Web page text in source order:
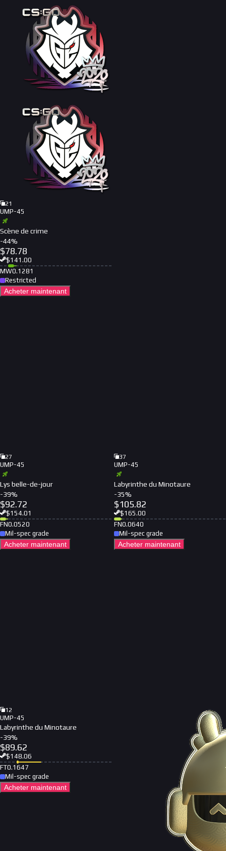
21
UMP-45
Scène de crime
-44%
$78.78
$141.00
MW0.1281
Restricted
Acheter maintenant
27
UMP-45
Lys belle-de-jour
-39%
$92.72
$154.01
FN0.0520
Mil-spec grade
Acheter maintenant
37
UMP-45
Labyrinthe du Minotaure
-35%
$105.82
$165.00
FN0.0640
Mil-spec grade
Acheter maintenant
12
UMP-45
Labyrinthe du Minotaure
-39%
$89.62
$148.06
FT0.1647
Mil-spec grade
Acheter maintenant